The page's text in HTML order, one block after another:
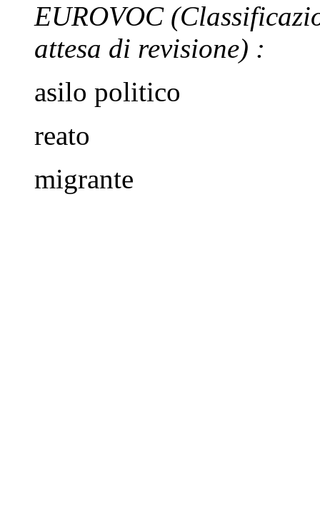
EUROVOC
attesa di revisione) :
asilo politico
reato
migrante